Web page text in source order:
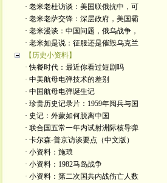
· 老米老杜访谈：美国联俄抗中，可
· 老米老萨交锋：深层政府，美国霸
· 老米漫谈：中国问题，俄乌战争，
· 老米如是说：征服还是催毁乌克兰
【历史小资料】
· 快餐时代：最近你看过短剧吗
· 中美航母电弹技术的差别
· 中国航母电弹诞生记
· 珍贵历史记录片：1959年阅兵与国
· 史记：外蒙如何脱离中国
· 联合国五常一年内试射洲际核导弹
· 卡尔森-普京访谈要点（中文版）
· 小资料：施琅
· 小资料：1982马岛战争
· 小资料：第二次国共内战伤亡人数